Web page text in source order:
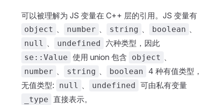
可以被理解为 JS 变量在 C++ 层的引用。JS 变量有
object 、 number 、 string 、 boolean 、
null 、 undefined 六种类型，因此
se::Value 使用 union 包含 object 、
number 、 string 、 boolean
4 种有值类型，
无值类型:
null 、 undefined 可由私有变量
_type 直接表示。